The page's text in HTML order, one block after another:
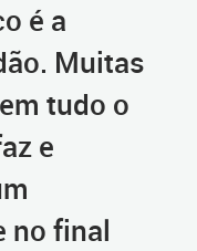
é a
Muitas
tudo o
e
no final